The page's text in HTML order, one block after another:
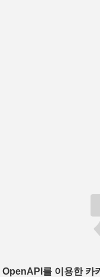
OpenAPI를 이용한 카